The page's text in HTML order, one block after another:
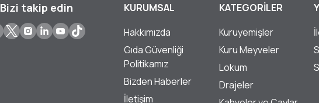
Bizi takip edin
KURUMSAL
Hakkımızda
Gıda Güvenliği
Politikamız
Bizden Haberler
İletişim
KATEGORİLER
Kuruyemişler
Kuru Meyveler
Lokum
Drajeler